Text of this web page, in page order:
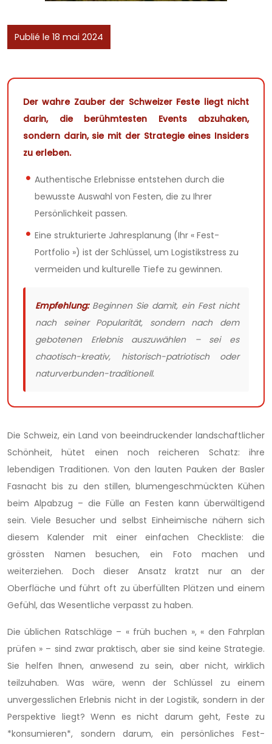
Publié le 18 mai 2024
Der wahre Zauber der Schweizer Feste liegt nicht
darin, die berühmtesten Events abzuhaken,
sondern darin, sie mit der Strategie eines Insiders
zu erleben.
Authentische Erlebnisse entstehen durch die
bewusste Auswahl von Festen, die zu Ihrer
Persönlichkeit passen.
Eine strukturierte Jahresplanung (Ihr « Fest-
Portfolio ») ist der Schlüssel, um Logistikstress zu
vermeiden und kulturelle Tiefe zu gewinnen.
Empfehlung:Beginnen Sie damit, ein Fest nicht
nach seiner Popularität, sondern nach dem
gebotenen Erlebnis auszuwählen – sei es
chaotisch-kreativ, historisch-patriotisch oder
naturverbunden-traditionell.
Die Schweiz, ein Land von beeindruckender landschaftlicher
Schönheit, hütet einen noch reicheren Schatz: ihre
lebendigen Traditionen. Von den lauten Pauken der Basler
Fasnacht bis zu den stillen, blumengeschmückten Kühen
beim Alpabzug – die Fülle an Festen kann überwältigend
sein. Viele Besucher und selbst Einheimische nähern sich
diesem Kalender mit einer einfachen Checkliste: die
grössten Namen besuchen, ein Foto machen und
weiterziehen. Doch dieser Ansatz kratzt nur an der
Oberfläche und führt oft zu überfüllten Plätzen und einem
Gefühl, das Wesentliche verpasst zu haben.
Die üblichen Ratschläge – « früh buchen », « den Fahrplan
prüfen » – sind zwar praktisch, aber sie sind keine Strategie.
Sie helfen Ihnen, anwesend zu sein, aber nicht, wirklich
teilzuhaben. Was wäre, wenn der Schlüssel zu einem
unvergesslichen Erlebnis nicht in der Logistik, sondern in der
Perspektive liegt? Wenn es nicht darum geht, Feste zu
*konsumieren*, sondern darum, ein persönliches Fest-